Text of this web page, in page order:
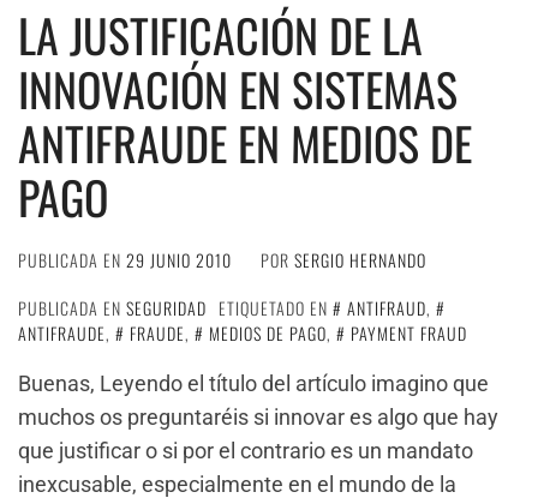
LA JUSTIFICACIÓN DE LA
INNOVACIÓN EN SISTEMAS
ANTIFRAUDE EN MEDIOS DE
PAGO
PUBLICADA EN 29 JUNIO 2010 POR SERGIO HERNANDO
PUBLICADA EN SEGURIDAD ETIQUETADO EN ANTIFRAUD,
ANTIFRAUDE, FRAUDE, MEDIOS DE PAGO,
PAYMENT FRAUD
Buenas, Leyendo el título del artículo imagino que
muchos os preguntaréis si innovar es algo que hay
que justificar o si por el contrario es un mandato
inexcusable, especialmente en el mundo de la